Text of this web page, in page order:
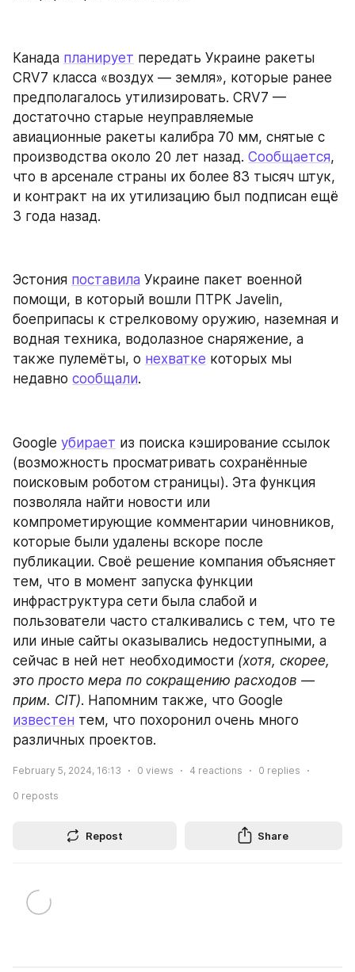
Канада планирует передать Украине ракеты
CRV7 класса «воздух — земля», которые ранее
предполагалось утилизировать. CRV7 —
достаточно старые неуправляемые
авиационные ракеты калибра 70 мм, снятые с
производства около 20 лет назад. Сообщается,
что в арсенале страны их более 83 тысяч штук,
и контракт на их утилизацию был подписан ещё
3 года назад.
Эстония поставила Украине пакет военной
помощи, в который вошли ПТРК Javelin,
боеприпасы к стрелковому оружию, наземная и
водная техника, водолазное снаряжение, а
также пулемёты, о нехватке которых мы
недавно сообщали.
Google убирает из поиска кэширование ссылок
(возможность просматривать сохранённые
поисковым роботом страницы). Эта функция
позволяла найти новости или
компрометирующие комментарии чиновников,
которые были удалены вскоре после
публикации. Своё решение компания объясняет
тем, что в момент запуска функции
инфраструктура сети была слабой и
пользователи часто сталкивались с тем, что те
или иные сайты оказывались недоступными, а
сейчас в ней нет необходимости (хотя, скорее,
это просто мера по сокращению расходов —
прим. CIT)
известен тем, что похоронил очень много
различных проектов.
February 5, 2024, 16:13 0 views 4 reactions 0 replies
0 reposts
Repost Share